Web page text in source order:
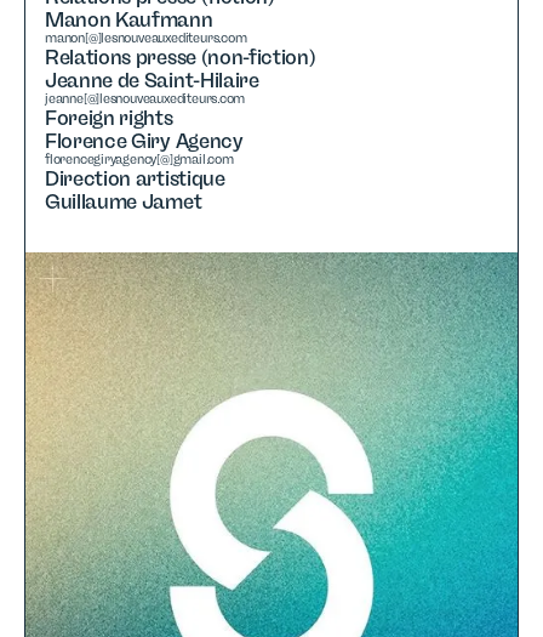
Manon Kaufmann
manon[@]lesnouveauxediteurs.com
Relations presse (non-fiction)
Jeanne de Saint-Hilaire
jeanne[@]lesnouveauxediteurs.com
Foreign rights
Florence Giry Agency
florencegiryagency[@]gmail.com
Direction artistique
Guillaume Jamet